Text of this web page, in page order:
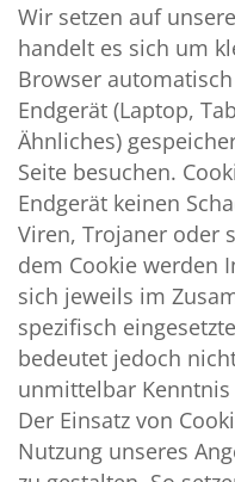
Wir setzen auf
handelt es sich um
Browser
Endgerät (Laptop,
Ähnliches)
Seite besuchen.
Endgerät keinen
Viren, Trojaner oder
dem Cookie werden
sich jeweils im
spezifisch
bedeutet jedoch
unmittelbar
Der Einsatz von
Nutzung unseres